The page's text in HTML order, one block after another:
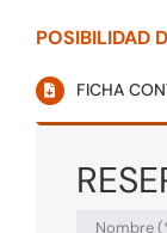
POSIBILIDAD
FICHA